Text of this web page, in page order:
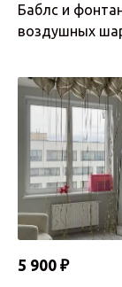
Баблс и
воздушных
5 900 ₽